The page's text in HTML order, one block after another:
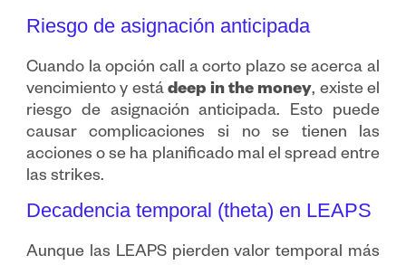
Riesgo de asignación anticipada
Cuando la opción call a corto plazo se acerca al
vencimiento y estádeep in the money, existe el
riesgo de asignación anticipada. Esto puede
causar complicaciones si no se tienen las
acciones o se ha planificado mal el spread entre
las strikes.
Decadencia temporal (theta) en LEAPS
Aunque las LEAPS pierden valor temporal más